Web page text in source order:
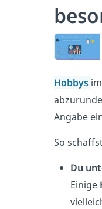
Hobbys
Angabe
So
Du
Einige